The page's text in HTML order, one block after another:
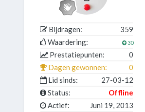
Bijdragen:
359
Waardering:
30
Prestatiepunten:
0
Dagen gewonnen:
0
Lid sinds:
27-03-12
Status:
Offline
Actief:
Juni 19, 2013